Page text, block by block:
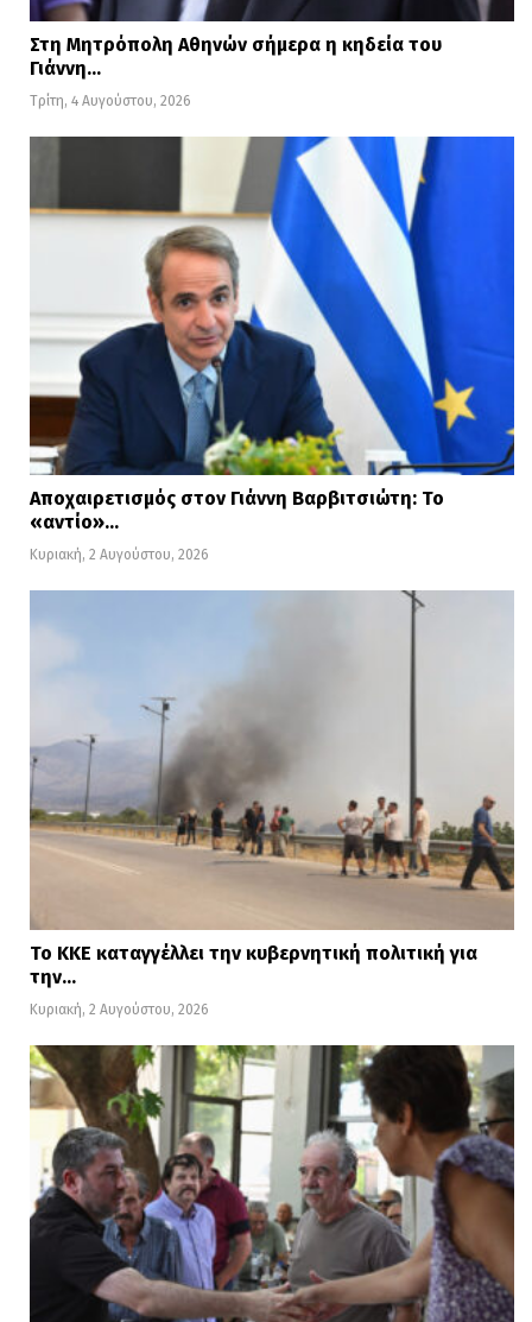
Στη Μητρόπολη Αθηνών σήμερα η κηδεία του
Γιάννη…
Τρίτη, 4 Αυγούστου, 2026
Αποχαιρετισμός στον Γιάννη Βαρβιτσιώτη: Το
«αντίο»…
Κυριακή, 2 Αυγούστου, 2026
Το ΚΚΕ καταγγέλλει την κυβερνητική πολιτική για
την…
Κυριακή, 2 Αυγούστου, 2026